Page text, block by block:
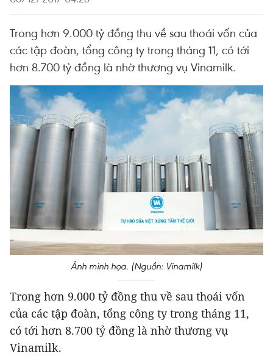
Trong hơn 9.000 tỷ đồng thu về sau thoái vốn của
các tập đoàn, tổng công ty trong tháng 11, có tới
hơn 8.700 tỷ đồng là nhờ thương vụ Vinamilk.
Ảnh minh họa. (Nguồn: Vinamilk)
Trong hơn 9.000 tỷ đồng thu về sau thoái vốn
của các tập đoàn, tổng công ty trong tháng 11,
có tới hơn 8.700 tỷ đồng là nhờ thương vụ
Vinamilk.